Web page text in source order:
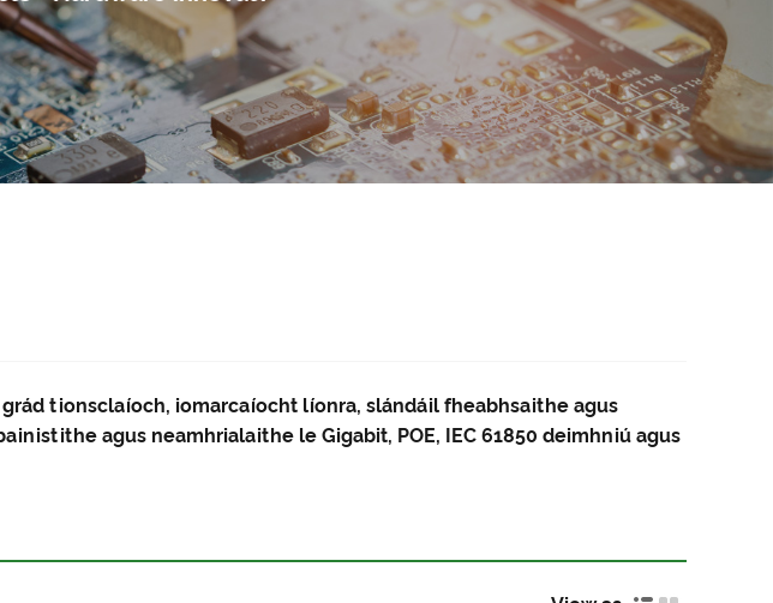
tionsclaíoch, iomarcaíocht líonra, slándáil fheabhsaithe agus
agus neamhrialaithe le Gigabit, POE, IEC 61850 deimhniú agus